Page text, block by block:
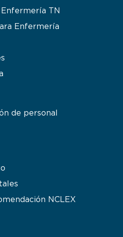
TN
Enfermería
de personal
NCLEX